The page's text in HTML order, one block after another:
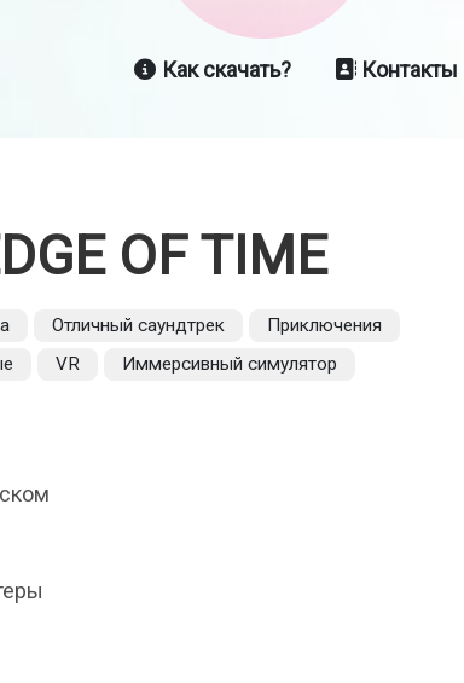
Как скачать? Контакты
OF TIME
Отличный саундтрек
Приключения
VR Иммерсивный симулятор